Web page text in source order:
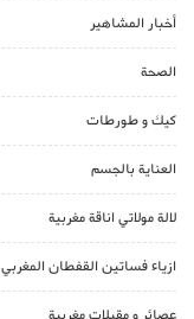
أخبار المشاهير
الصحة
كيك و طورطات
العناية بالجسم
لالة مولاتي اناقة مغربية
ازياء فساتين القفطان المغربي